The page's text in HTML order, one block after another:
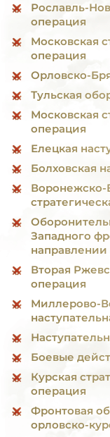
Рославль-
операция
Московская
операция
Орловско-
Тульская
Московская
операция
Елецкая
Болховская
Воронежско-
Западного
направлении
Вторая
операция
Миллерово-
Боевые
Курская
операция
Фронтовая
орловско-